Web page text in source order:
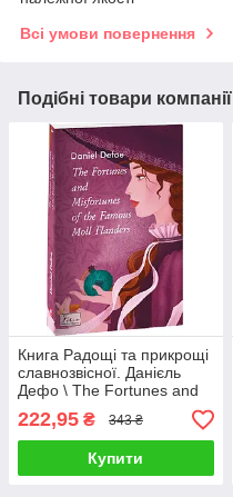
Всі умови повернення
Подібні товари компанії
Книга Радощі та прикрощі
славнозвісної. Данієль
Дефо \ The Fortunes and
Misfortunes of the Famous
Moll Flander
222,95 ₴ 343 ₴
Купити